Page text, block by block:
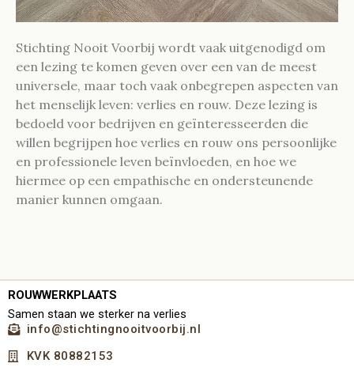
Stichting Nooit Voorbij wordt vaak uitgenodigd om
een lezing te komen geven over een van de meest
universele, maar toch vaak onbegrepen aspecten van
het menselijk leven: verlies en rouw. Deze lezing is
bedoeld voor bedrijven en geïnteresseerden die
willen begrijpen hoe verlies en rouw ons persoonlijke
en professionele leven beïnvloeden, en hoe we
hiermee op een empathische en ondersteunende
manier kunnen omgaan.
ROUWWERKPLAATS
Samen staan we sterker na verlies
info@stichtingnooitvoorbij.nl
KVK 80882153